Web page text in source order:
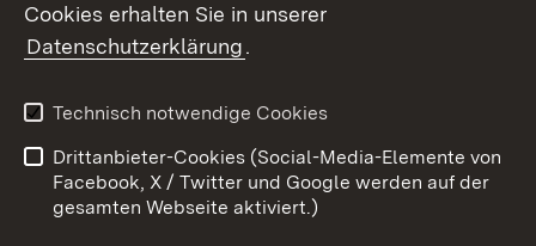
Kontakt
Barrierefreiheit
Impressum
Cookies
Cookies erhalten Sie in unserer
Datenschutzerklärung.
Technisch notwendige Cookies
Drittanbieter-Cookies (Social-Media-Elemente von
Facebook, X / Twitter und Google werden auf der
gesamten Webseite aktiviert.)